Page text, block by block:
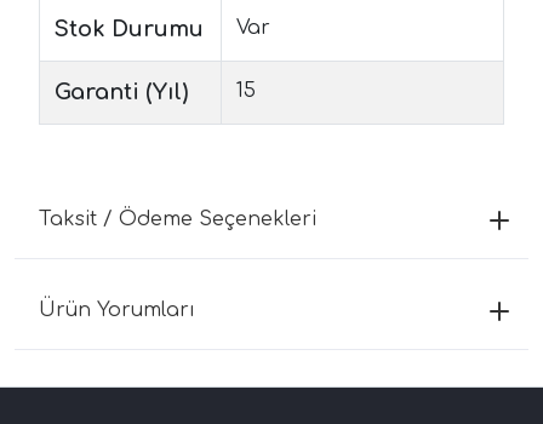
Stok Durumu Var
Garanti (Yıl) 15
Taksit / Ödeme Seçenekleri
Ürün Yorumları